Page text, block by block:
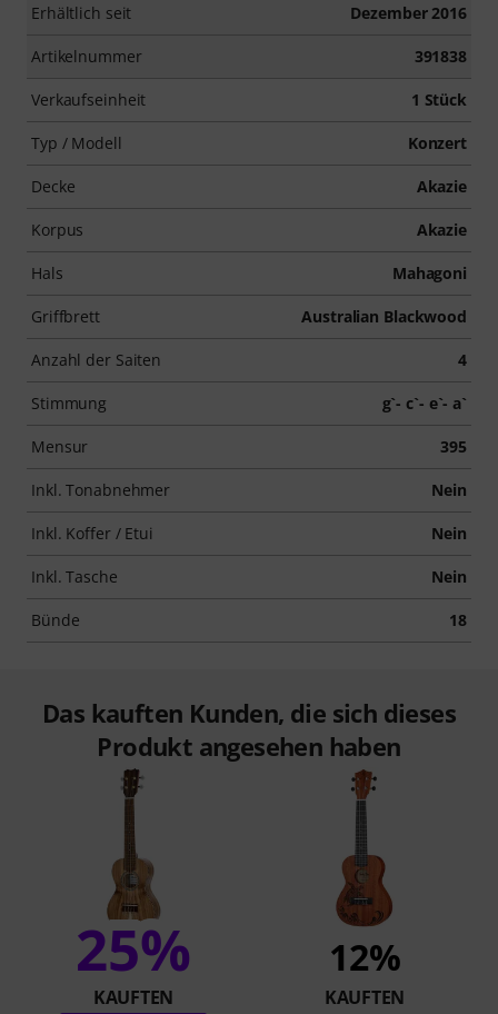
Erhältlich seit Dezember 2016
Artikelnummer 391838
Verkaufseinheit 1 Stück
Typ / Modell Konzert
Decke Akazie
Korpus Akazie
Hals Mahagoni
Griffbrett Australian Blackwood
Anzahl der Saiten 4
Stimmung g`- c`- e`- a`
Mensur 395
Inkl. Tonabnehmer Nein
Inkl. Koffer / Etui Nein
Inkl. Tasche Nein
Bünde 18
Das kauften Kunden, die sich dieses
Produkt angesehen haben
25%
KAUFTEN
12%
KAUFTEN